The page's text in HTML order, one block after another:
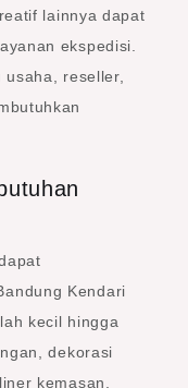
lainnya dapat
ekspedisi.
usaha, reseller,
Kendari
kecil hingga
dekorasi
kemasan,